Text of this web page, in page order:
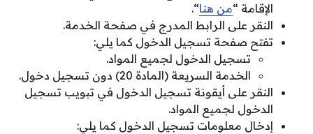
الإقامة “من هنا“.
النقر على الرابط المدرج في صفحة الخدمة.
تفتح صفحة تسجيل الدخول كما يلي:
تسجيل الدخول لجميع المواد.
الخدمة السريعة (المادة 20) دون تسجيل دخول.
النقر على أيقونة تسجيل الدخول في تبويب تسجيل
الدخول لجميع المواد.
إدخال معلومات تسجيل الدخول كما يلي: